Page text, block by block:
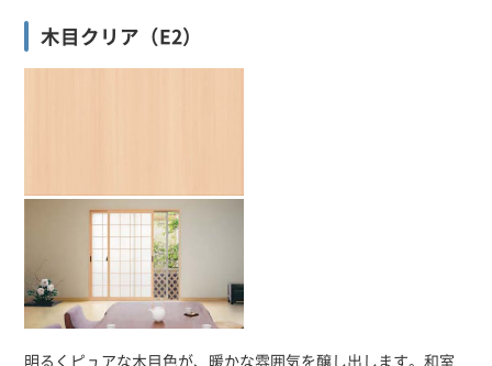
木目クリア（E2）
明るくピュアな木目色が、暖かな雰囲気を醸し出します。和室